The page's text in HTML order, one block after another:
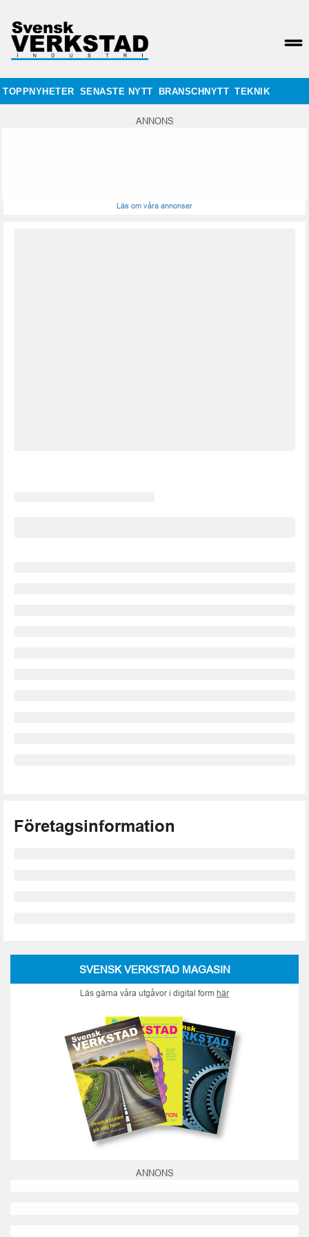
TOPPNYHETER SENASTE NYTT BRANSCHNYTT TEKNIK
ANNONS
Läs om våra annonser
Företagsinformation
SVENSK VERKSTAD MAGASIN
Läs gärna våra utgåvor i digital form här
ANNONS